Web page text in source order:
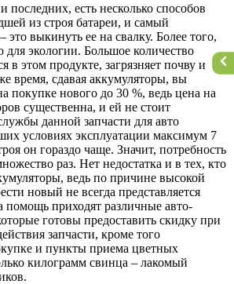
последних, есть несколько способов
из строя батареи, и самый
это выкинуть ее на свалку. Более того,
для экологии. Большое количество
в этом продукте, загрязняет почву и
время, сдавая аккумуляторы, вы
покупке нового до 30 %, ведь цена на
существенна, и ей не стоит
данной запчасти для авто
условиях эксплуатации максимум 7
он гораздо чаще. Значит, потребность
раз. Нет недостатка и в тех, кто
ведь по причине высокой
новый не всегда представляется
приходят различные авто-
готовы предоставить скидку при
запчасти, кроме того
и пункты приема цветных
килограмм свинца – лакомый